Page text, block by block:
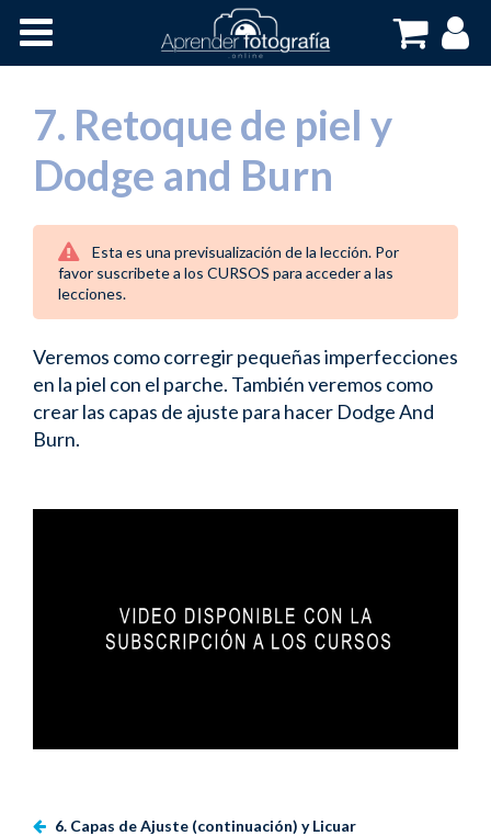
7. Retoque de piel y
Dodge and Burn
Esta es una previsualización de la lección. Por
favor suscribete a los CURSOS para acceder a las
lecciones.
Veremos como corregir pequeñas imperfecciones
en la piel con el parche. También veremos como
crear las capas de ajuste para hacer Dodge And
Burn.
6. Capas de Ajuste (continuación) y Licuar